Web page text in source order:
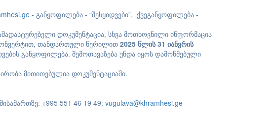
- განყოფილება - “შესყიდვები”, ქვეგანყოფილება -
დოკუმენტაცია, სხვა მოთხოვნილი ინფორმაცია
თანდართული წერილით 2025 წლის 31 იანვრის
განყოფილება. შემოთავაზება უნდა იყოს დამოწმებული
მითითებულია დოკუმენტაციაში.
+995 551 46 19 49; vugulava@khramhesi.ge